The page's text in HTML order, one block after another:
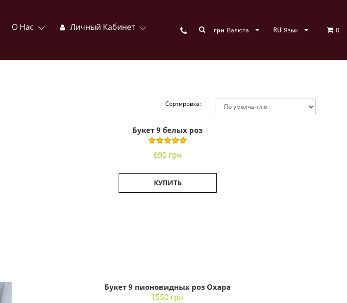
О Нас Личный Кабинет грн Валюта Язык 0
Сортировка:
Букет 9 белых роз
690 грн
КУПИТЬ
Букет 9 пионовидных роз Охара
1550 грн